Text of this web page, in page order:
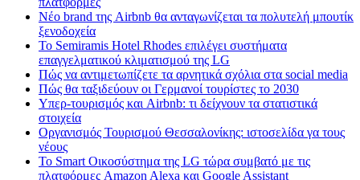
Nέο brand της Airbnb θα ανταγωνίζεται τα πολυτελή μπουτίκ
ξενοδοχεία
Το Semiramis Hotel Rhodes επιλέγει συστήματα
επαγγελματικού κλιματισμού της LG
Πώς να αντιμετωπίζετε τα αρνητικά σχόλια στα social media
Πώς θα ταξιδεύουν οι Γερμανοί τουρίστες το 2030
Υπερ-τουρισμός και Airbnb: τι δείχνουν τα στατιστικά
στοιχεία
Οργανισμός Τουρισμού Θεσσαλονίκης: ιστοσελίδα γα τους
νέους
Το Smart Οικοσύστημα της LG τώρα συμβατό με τις
πλατφόρμες Amazon Alexa και Google Assistant